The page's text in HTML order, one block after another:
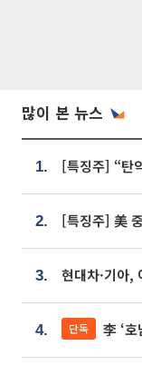
많이 본 뉴스
1.
2.
3.
4. 단독 李 ‘호남